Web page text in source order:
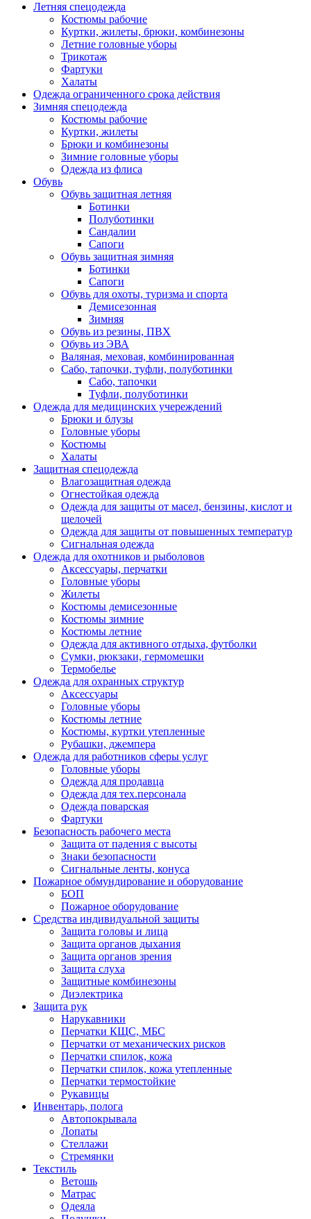
Летняя спецодежда
Костюмы рабочие
Куртки, жилеты, брюки, комбинезоны
Летние головные уборы
Трикотаж
Фартуки
Халаты
Одежда ограниченного срока действия
Зимняя спецодежда
Костюмы рабочие
Куртки, жилеты
Брюки и комбинезоны
Зимние головные уборы
Одежда из флиса
Обувь
Обувь защитная летняя
Ботинки
Полуботинки
Сандалии
Сапоги
Обувь защитная зимняя
Ботинки
Сапоги
Обувь для охоты, туризма и спорта
Демисезонная
Зимняя
Обувь из резины, ПВХ
Обувь из ЭВА
Валяная, меховая, комбинированная
Сабо, тапочки, туфли, полуботинки
Сабо, тапочки
Туфли, полуботинки
Одежда для медицинских учереждений
Брюки и блузы
Головные уборы
Костюмы
Халаты
Защитная спецодежда
Влагозащитная одежда
Огнестойкая одежда
Одежда для защиты от масел, бензины, кислот и
щелочей
Одежда для защиты от повышенных температур
Сигнальная одежда
Одежда для охотников и рыболовов
Аксессуары, перчатки
Головные уборы
Жилеты
Костюмы демисезонные
Костюмы зимние
Костюмы летние
Одежда для активного отдыха, футболки
Сумки, рюкзаки, гермомешки
Термобелье
Одежда для охранных структур
Аксессуары
Головные уборы
Костюмы летние
Костюмы, куртки утепленные
Рубашки, джемпера
Одежда для работников сферы услуг
Головные уборы
Одежда для продавца
Одежда для тех.персонала
Одежда поварская
Фартуки
Безопасность рабочего места
Защита от падения с высоты
Знаки безопасности
Сигнальные ленты, конуса
Пожарное обмундирование и оборудование
БОП
Пожарное оборудование
Средства индивидуальной защиты
Защита головы и лица
Защита органов дыхания
Защита органов зрения
Защита слуха
Защитные комбинезоны
Диэлектрика
Защита рук
Нарукавники
Перчатки КЩС, МБС
Перчатки от механических рисков
Перчатки спилок, кожа
Перчатки спилок, кожа утепленные
Перчатки термостойкие
Рукавицы
Инвентарь, полога
Автопокрывала
Лопаты
Стеллажи
Стремянки
Текстиль
Ветошь
Матрас
Одеяла